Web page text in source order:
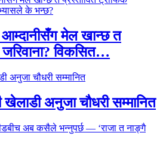
आम्दानीसँग मेल खान्छ त
विकसित…
खेलाडी अनुजा चौधरी सम्मानित